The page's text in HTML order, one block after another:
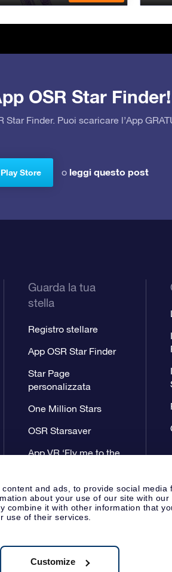
and ads, to provide social media
about your use of our site with
combine it with other information that
use of their services.
Customize
OSR Star Finder!
Finder. Puoi scaricare l’App
Store o leggi questo post
Guarda la tua
stella
Registro stellare
App OSR Star Finder
Star Page
personalizzata
One Million Stars
OSR Starsaver
App VR ‘Fly me to the
Pagina